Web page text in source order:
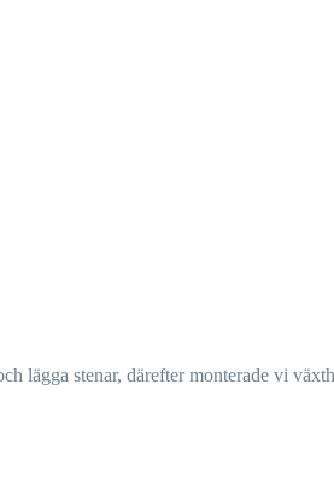
lägga stenar, därefter monterade vi